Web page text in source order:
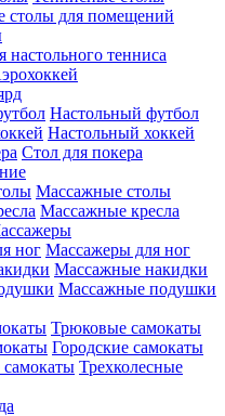
столы для помещений
настольного тенниса
Настольный футбол
Настольный хоккей
Стол для покера
Массажные столы
Массажные кресла
Массажеры для ног
Массажные накидки
Массажные подушки
Трюковые самокаты
Городские самокаты
Трехколесные